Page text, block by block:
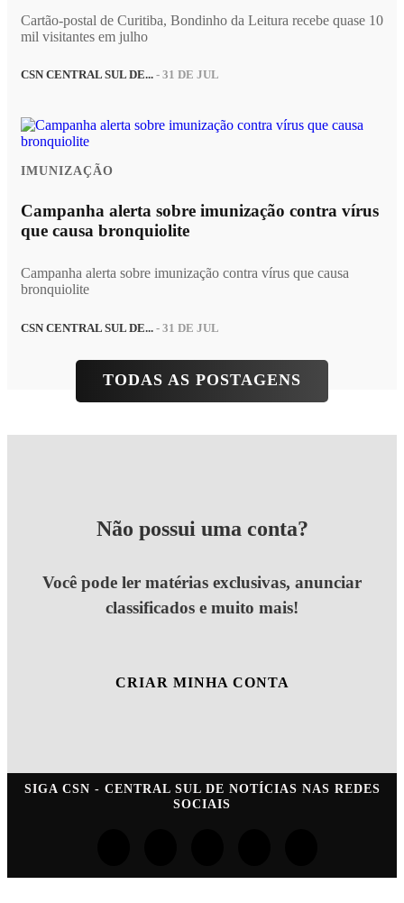
Cartão-postal de Curitiba, Bondinho da Leitura recebe quase 10
mil visitantes em julho
CSN CENTRAL SUL DE... - 31 DE JUL
IMUNIZAÇÃO
Campanha alerta sobre imunização contra vírus
que causa bronquiolite
Campanha alerta sobre imunização contra vírus que causa
bronquiolite
CSN CENTRAL SUL DE... - 31 DE JUL
TODAS AS POSTAGENS
Não possui uma conta?
Você pode ler matérias exclusivas, anunciar
classificados e muito mais!
CRIAR MINHA CONTA
SIGA CSN - CENTRAL SUL DE NOTÍCIAS NAS REDES
SOCIAIS